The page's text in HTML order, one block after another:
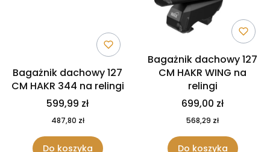
Bagażnik dachowy 127
CM HAKR 344 na relingi
599,99 zł
487,80 zł
Do koszyka
Bagażnik dachowy 127
CM HAKR WING na
relingi
699,00 zł
568,29 zł
Do koszyka